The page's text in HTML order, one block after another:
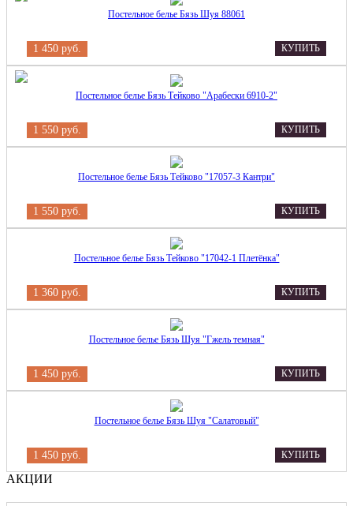
Постельное белье Бязь Шуя 88061
1 450 руб. КУПИТЬ
Постельное белье Бязь Тейково "Арабески 6910-2"
1 550 руб. КУПИТЬ
Постельное белье Бязь Тейково "17057-3 Кантри"
1 550 руб. КУПИТЬ
Постельное белье Бязь Тейково "17042-1 Плетёнка"
1 360 руб. КУПИТЬ
Постельное белье Бязь Шуя "Гжель темная"
1 450 руб. КУПИТЬ
Постельное белье Бязь Шуя "Салатовый"
1 450 руб. КУПИТЬ
АКЦИИ